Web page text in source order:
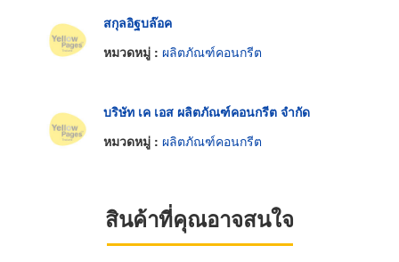
สกุลอิฐบล๊อค
หมวดหมู่ : ผลิตภัณฑ์คอนกรีต
บริษัท เค เอส ผลิตภัณฑ์คอนกรีต จำกัด
หมวดหมู่ : ผลิตภัณฑ์คอนกรีต
สินค้าที่คุณอาจสนใจ